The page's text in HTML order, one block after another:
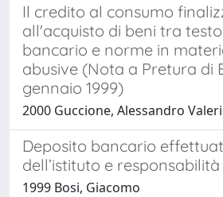
Il credito al consumo
all'acquisto di beni tra
bancario e norme in
abusive (Nota a Pretura di
gennaio 1999)
2000 Guccione, Alessandro
Deposito bancario
dell’istituto e
1999 Bosi, Giacomo